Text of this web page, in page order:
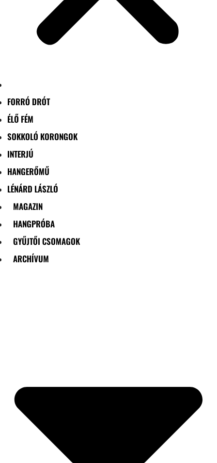
FORRÓ DRÓT
ÉLŐ FÉM
SOKKOLÓ KORONGOK
INTERJÚ
HANGERŐMŰ
LÉNÁRD LÁSZLÓ
MAGAZIN
HANGPRÓBA
GYŰJTŐI CSOMAGOK
ARCHÍVUM